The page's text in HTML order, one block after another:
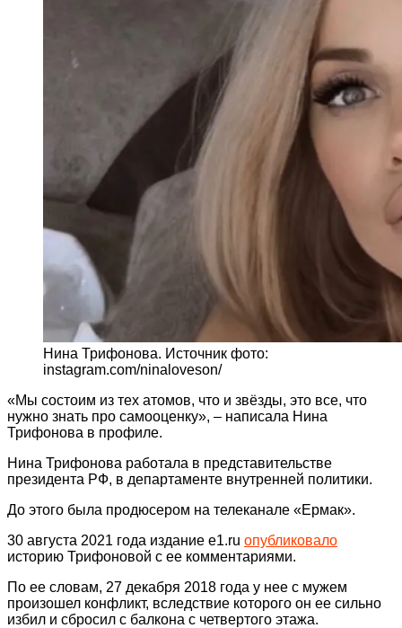
Нина Трифонова. Источник фото:
instagram.com/ninaloveson/
«Мы состоим из тех атомов, что и звёзды, это все, что
нужно знать про самооценку», – написала Нина
Трифонова в профиле.
Нина Трифонова работала в представительстве
президента РФ, в департаменте внутренней политики.
До этого была продюсером на телеканале «Ермак».
30 августа 2021 года издание e1.ru опубликовало
историю Трифоновой с ее комментариями.
По ее словам, 27 декабря 2018 года у нее с мужем
произошел конфликт, вследствие которого он ее сильно
избил и сбросил с балкона с четвертого этажа.